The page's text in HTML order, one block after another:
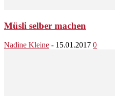
Müsli selber machen
Nadine Kleine - 15.01.2017 0